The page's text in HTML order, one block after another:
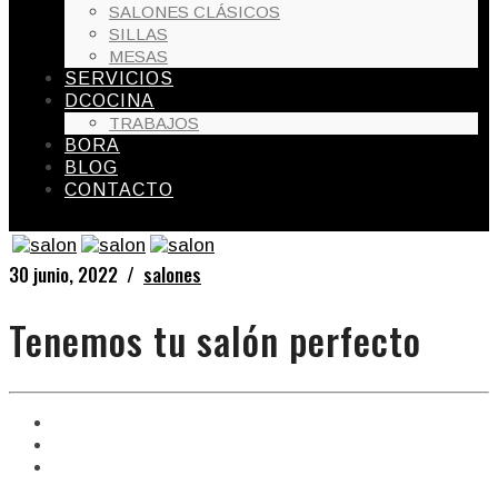
SALONES CLÁSICOS
SILLAS
MESAS
SERVICIOS
DCOCINA
TRABAJOS
BORA
BLOG
CONTACTO
30 junio, 2022 / salones
Tenemos tu salón perfecto